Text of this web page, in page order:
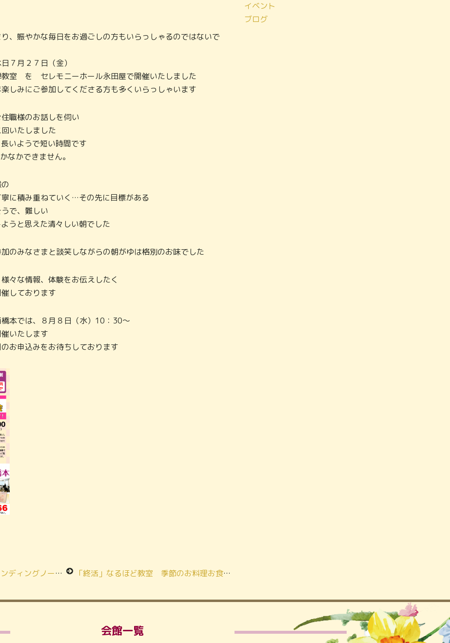
、賑やかな毎日をお過ごしの方もいらっしゃるのではないで
７月２７日（金）
室 を セレモニーホール永田屋で開催いたしました
しみにご参加してくださる方も多くいらっしゃいます
職様のお話しを伺い
いたしました
いようで短い時間です
なかできません。
に積み重ねていく…その先に目標がある
で、難しい
うと思えた清々しい朝でした
のみなさまと談笑しながらの朝がゆは格別のお味でした
々な情報、体験をお伝えしたく
しております
本では、８月８日（水）10：30～
いたします
申込みをお待ちしております
い書き方講座★富士見斎場 「終活」なるほど教室 季節のお料理お食事会★メモリアルハウス小田急相模原
イベント
ブログ
会館一覧